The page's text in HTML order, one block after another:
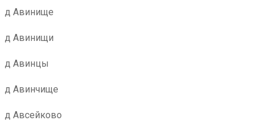
д Авинище
д Авинищи
д Авинцы
д Авинчище
д Авсейково